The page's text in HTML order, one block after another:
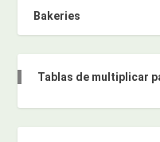
Bakeries
Tablas de multiplicar